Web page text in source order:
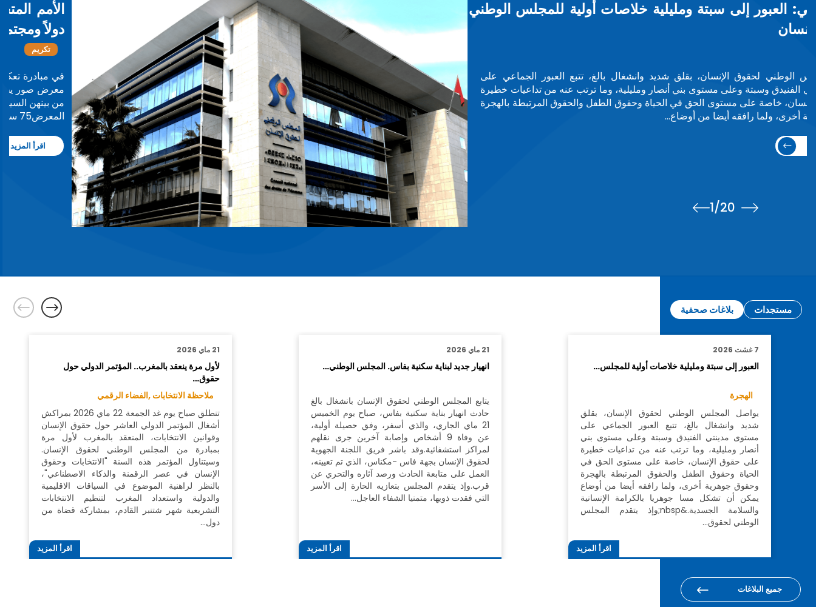
الأمم المتحدة تحتفي بآمنة بوعياش ضمن معرض عالمي لنساء يقدن
دولاً ومجتمعات
في مبادرة تعكس الاعتراف الدولي بالقيادات النسائية ذات الأثر، يحتضن مقر الأمم المتحدة بجنيف
معرض صور يحتفي بـ75 امرأة من مختلف أنحاء العالم، تحت عنوان ”نساء يقدن دولاً ومجتمعات“،
من بينهن السيدة آمنة بوعياش، رئيسة المجلس الوطني لحقوق الإنسان.— — —معطيات حول صور
المعرض75 سيدة / صورةسيدة مغربية…
اقرأ المزيد
1/20
بلاغات صحفية مستجدات
7 غشت 2026
العبور إلى سبتة ومليلية خلاصات أولية للمجلس…
الهجرة
يواصل المجلس الوطني لحقوق الإنسان، بقلق
شديد وانشغال بالغ، تتبع العبور الجماعي على
مستوى مدينتي الفنيدق وسبتة وعلى مستوى بني
أنصار ومليلية، وما ترتب عنه من تداعيات خطيرة
على حقوق الإنسان، خاصة على مستوى الحق في
الحياة وحقوق الطفل والحقوق المرتبطة بالهجرة
وحقوق جوهرية أخرى، ولما رافقه أيضا من أوضاع
يمكن أن تشكل مسا جوهريا بالكرامة الإنسانية
والسلامة الجسدية.&nbsp;وإذ يتقدم المجلس
الوطني لحقوق…
اقرأ المزيد
21 ماي 2026
انهيار جديد لبناية سكنية بفاس. المجلس الوطني…
يتابع المجلس الوطني لحقوق الإنسان بانشغال بالغ
حادث انهيار بناية سكنية بفاس، صباح يوم الخميس
21 ماي الجاري، والذي أسفر، وفق حصيلة أولية،
عن وفاة 9 أشخاص وإصابة آخرين جرى نقلهم
لمراكز استشفائية.وقد باشر فريق اللجنة الجهوية
لحقوق الإنسان بجهة فاس -مكناس، الذي تم تعيينه،
العمل على متابعة الحادث ورصد آثاره والتحري عن
قرب.وإذ يتقدم المجلس بتعازيه الحارة إلى الأسر
التي فقدت ذويها، متمنيا الشفاء العاجل…
اقرأ المزيد
21 ماي 2026
لأول مرة ينعقد بالمغرب.. المؤتمر الدولي حول
حقوق…
ملاحظة الانتخابات ,الفضاء الرقمي
تنطلق صباح يوم غد الجمعة 22 ماي 2026 بمراكش
أشغال المؤتمر الدولي العاشر حول حقوق الإنسان
وقوانين الانتخابات، المنعقد بالمغرب لأول مرة
بمبادرة من المجلس الوطني لحقوق الإنسان.
وسيتناول المؤتمر هذه السنة "الانتخابات وحقوق
الإنسان في عصر الرقمنة والذكاء الاصطناعي"،
بالنظر لراهنية الموضوع في السياقات الاقليمية
والدولية واستعداد المغرب لتنظيم الانتخابات
التشريعية شهر شتنبر القادم، بمشاركة قضاة من
دول…
اقرأ المزيد
جميع البلاغات